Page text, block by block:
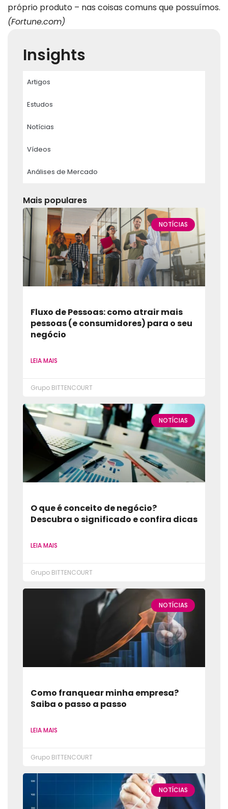
próprio produto – nas coisas comuns que possuímos.
(Fortune.com)
Insights
Artigos
Estudos
Notícias
Vídeos
Análises de Mercado
Mais populares
NOTÍCIAS
Fluxo de Pessoas: como atrair mais
pessoas (e consumidores) para o seu
negócio
LEIA MAIS
Grupo BITTENCOURT
NOTÍCIAS
O que é conceito de negócio?
Descubra o significado e confira dicas
LEIA MAIS
Grupo BITTENCOURT
NOTÍCIAS
Como franquear minha empresa?
Saiba o passo a passo
LEIA MAIS
Grupo BITTENCOURT
NOTÍCIAS